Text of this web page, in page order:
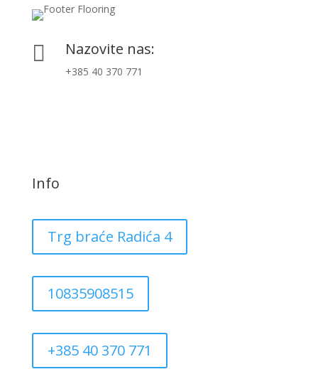
 Nazovite nas:
+385 40 370 771
Info
Trg braće Radića 4
10835908515
+385 40 370 771